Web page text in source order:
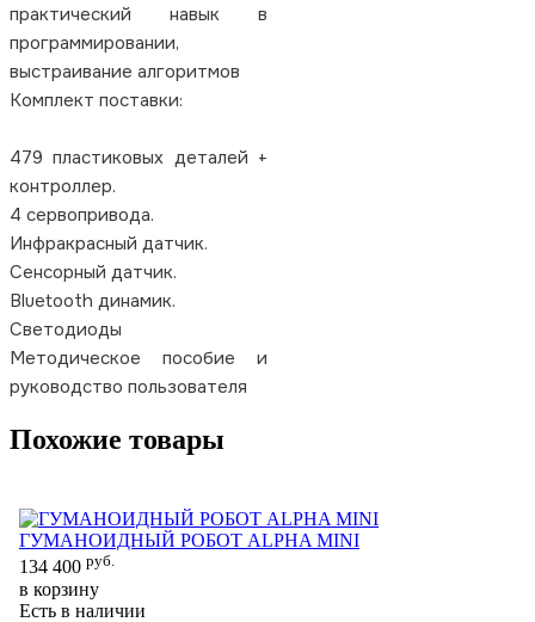
практический навык в
программировании,
выстраивание алгоритмов
Комплект поставки:
479 пластиковых деталей +
контроллер.
4 сервопривода.
Инфракрасный датчик.
Сенсорный датчик.
Bluetooth динамик.
Светодиоды
Методическое пособие и
руководство пользователя
Похожие товары
ГУМАНОИДНЫЙ РОБОТ ALPHA MINI
134 400 руб.
в корзину
Есть в наличии